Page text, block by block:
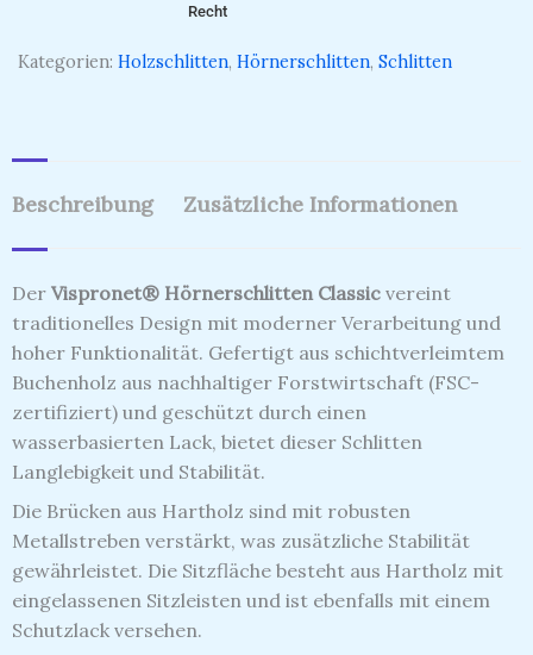
Recht
Kategorien: Holzschlitten, Hörnerschlitten, Schlitten
Beschreibung Zusätzliche Informationen
Der Vispronet® Hörnerschlitten Classic vereint
traditionelles Design mit moderner Verarbeitung und
hoher Funktionalität. Gefertigt aus schichtverleimtem
Buchenholz aus nachhaltiger Forstwirtschaft (FSC-
zertifiziert) und geschützt durch einen
wasserbasierten Lack, bietet dieser Schlitten
Langlebigkeit und Stabilität.
Die Brücken aus Hartholz sind mit robusten
Metallstreben verstärkt, was zusätzliche Stabilität
gewährleistet. Die Sitzfläche besteht aus Hartholz mit
eingelassenen Sitzleisten und ist ebenfalls mit einem
Schutzlack versehen.